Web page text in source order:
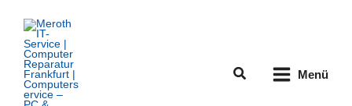
Inhalt
springen
Suchen Menü